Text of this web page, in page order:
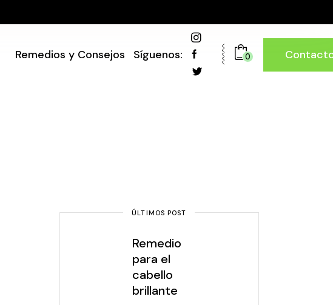
Remedios y Consejos Síguenos: 0
ÚLTIMOS POST
Remedio
para el
cabello
brillante